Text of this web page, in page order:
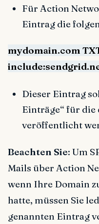
Für Action
Eintrag die
mydomain.com
Dieser Eintrag
Einträge“ für die
veröffentlicht
Beachten Sie: Um
Mails über Action
wenn Ihre Domain
hatte, müssen Sie
genannten Eintrag